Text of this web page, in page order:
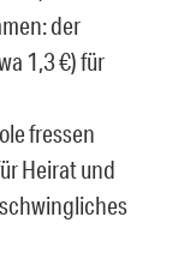
der
1,3 €) für
fressen
Heirat und